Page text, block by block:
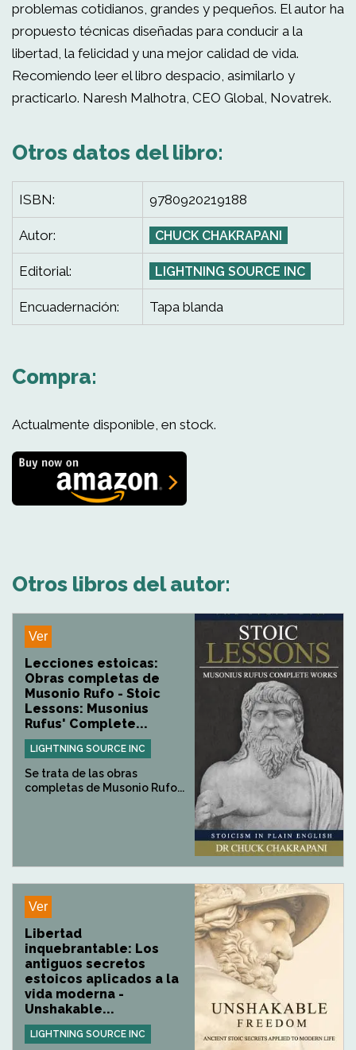
problemas cotidianos, grandes y pequeños. El autor ha
propuesto técnicas diseñadas para conducir a la
libertad, la felicidad y una mejor calidad de vida.
Recomiendo leer el libro despacio, asimilarlo y
practicarlo. Naresh Malhotra, CEO Global, Novatrek.
Otros datos del libro:
ISBN: 9780920219188
Autor: CHUCK CHAKRAPANI
Editorial: LIGHTNING SOURCE INC
Encuadernación: Tapa blanda
Compra:
Actualmente disponible, en stock.
Otros libros del autor:
Ver
Lecciones estoicas:
Obras completas de
Musonio Rufo - Stoic
Lessons: Musonius
Rufus' Complete...
LIGHTNING SOURCE INC
Se trata de las obras
completas de Musonio Rufo...
Ver
Libertad
inquebrantable: Los
antiguos secretos
estoicos aplicados a la
vida moderna -
Unshakable...
LIGHTNING SOURCE INC